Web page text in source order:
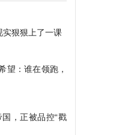
狠狠上了一课
望：谁在领跑，
，正被品控“戳